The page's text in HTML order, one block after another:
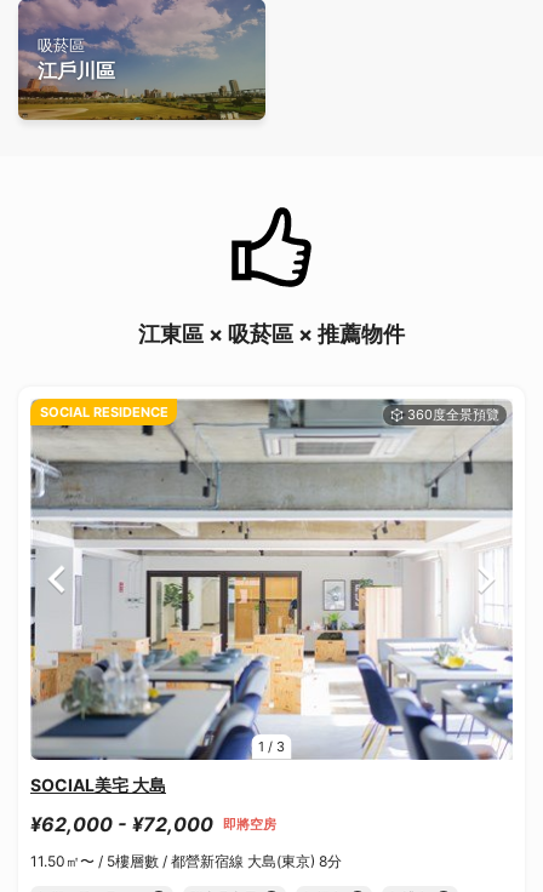
吸菸區
江戶川區
江東區 × 吸菸區 × 推薦物件
1 / 3
SOCIAL RESIDENCE
SOCIAL美宅 大島
¥62,000 - ¥72,000 即將空房
11.50㎡〜 / 5樓層數 / 都營新宿線 大島(東京) 8分